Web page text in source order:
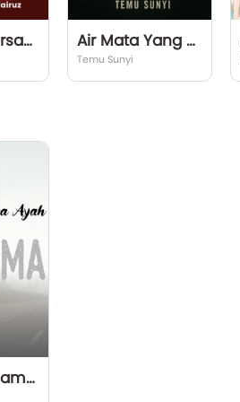
365 Hari Bersama Sahabat Nabi Air Mata Yang Diharamkan
Temu Sunyi
Jumat Bersama Ayah